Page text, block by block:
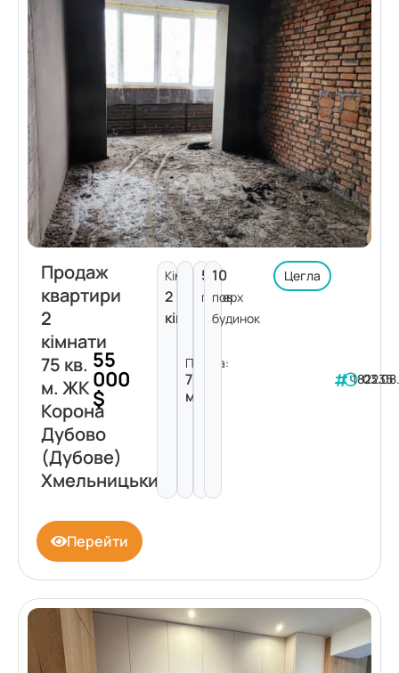
Продаж
квартири
2
кімнати
75 кв.
м. ЖК
Корона
Дубово
(Дубове)
Хмельницький
55
000
$
Кімнат:
2
кімнати
Площа:
75
м²
5
поверх
10
пов.
будинок
Цегла
182235
Перейти